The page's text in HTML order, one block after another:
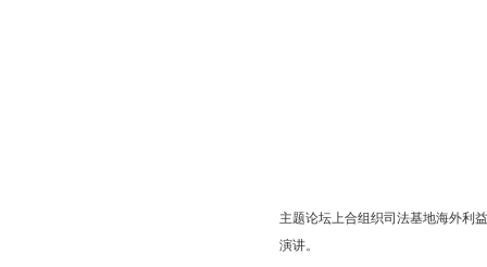
主题论坛上合组织司法基地海外利
演讲。